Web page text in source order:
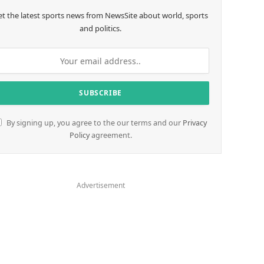
the latest sports news from NewsSite about world, sports
and politics.
By signing up, you agree to the our terms and our Privacy
Policyagreement.
Advertisement